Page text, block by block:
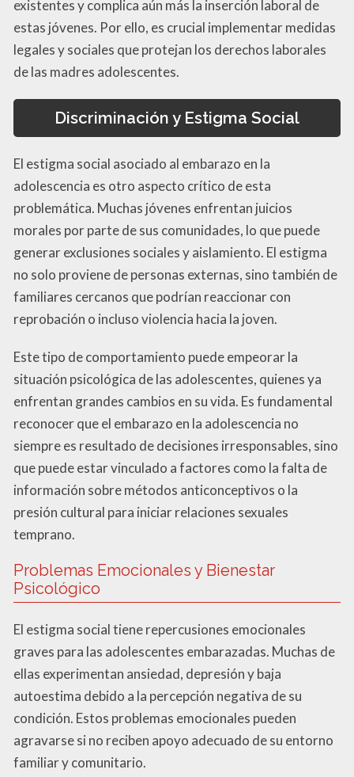
existentes y complica aún más la inserción laboral de
estas jóvenes. Por ello, es crucial implementar medidas
legales y sociales que protejan los derechos laborales
de las madres adolescentes.
Discriminación y Estigma Social
El estigma social asociado al embarazo en la
adolescencia es otro aspecto crítico de esta
problemática. Muchas jóvenes enfrentan juicios
morales por parte de sus comunidades, lo que puede
generar exclusiones sociales y aislamiento. El estigma
no solo proviene de personas externas, sino también de
familiares cercanos que podrían reaccionar con
reprobación o incluso violencia hacia la joven.
Este tipo de comportamiento puede empeorar la
situación psicológica de las adolescentes, quienes ya
enfrentan grandes cambios en su vida. Es fundamental
reconocer que el embarazo en la adolescencia no
siempre es resultado de decisiones irresponsables, sino
que puede estar vinculado a factores como la falta de
información sobre métodos anticonceptivos o la
presión cultural para iniciar relaciones sexuales
temprano.
Problemas Emocionales y Bienestar
Psicológico
El estigma social tiene repercusiones emocionales
graves para las adolescentes embarazadas. Muchas de
ellas experimentan ansiedad, depresión y baja
autoestima debido a la percepción negativa de su
condición. Estos problemas emocionales pueden
agravarse si no reciben apoyo adecuado de su entorno
familiar y comunitario.